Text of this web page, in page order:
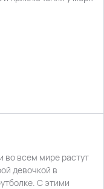
во всем мире растут
девочкой в
С этими